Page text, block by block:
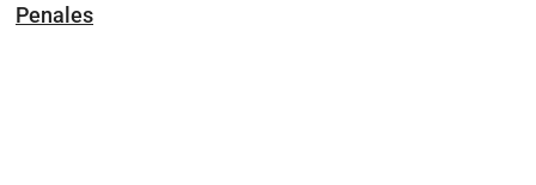
Penales